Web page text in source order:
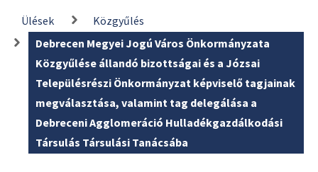
Ülések
Közgyűlés
Debrecen Megyei Jogú Város Önkormányzata
Közgyűlése állandó bizottságai és a Józsai
Településrészi Önkormányzat képviselő tagjainak
megválasztása, valamint tag delegálása a
Debreceni Agglomeráció Hulladékgazdálkodási
Társulás Társulási Tanácsába